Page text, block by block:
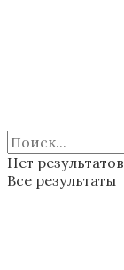
Нет результатов
Все результаты